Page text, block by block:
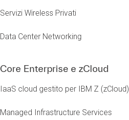
Servizi Wireless Privati
Data Center Networking
Core Enterprise e zCloud
IaaS cloud gestito per IBM Z (zCloud)
Managed Infrastructure Services